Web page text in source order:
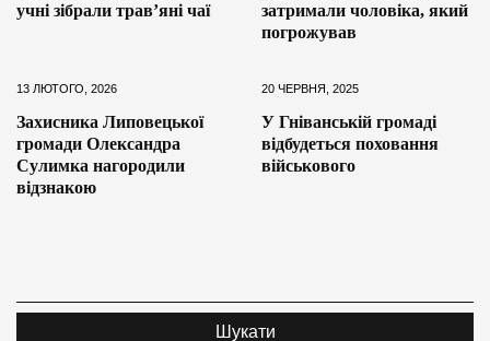
учні зібрали трав’яні чаї
затримали чоловіка, який
погрожував
13 ЛЮТОГО, 2026
Захисника Липовецької
громади Олександра
Сулимка нагородили
відзнакою
20 ЧЕРВНЯ, 2025
У Гніванській громаді
відбудеться поховання
військового